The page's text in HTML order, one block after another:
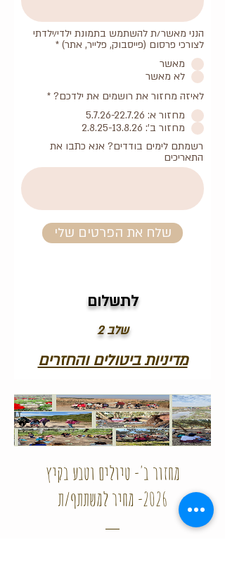
הנני מאשר/ת להשתמש בתמונת ילדי/ילדתי
לצורכי פרסום (פייסבוק, פלייר, אתר) *
מאשר
לא מאשר
לאיזה מחזור את רושמים את ילדכם? *
מחזור א: 5.7.26-22.7.26
מחזור ב': 2.8.25-13.8.26
רשמתם לימים בודדים? אנא כתבו את
התאריכים
שלח את הפרטים שלי
לתשלום
שלב 2
מדיניות ביטולים והחזרים
מחזור ב'- טיולים וטבע בקיץ
2026- מחיר למשתתף/ת